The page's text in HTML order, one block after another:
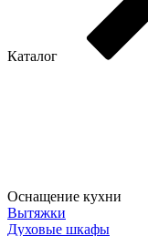
Каталог
Оснащение кухни
Вытяжки
Духовые шкафы